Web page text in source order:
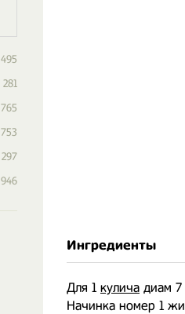
Ингредиенты
Для 1 кулича диам 7
Начинка номер 1
495
281
765
753
297
946